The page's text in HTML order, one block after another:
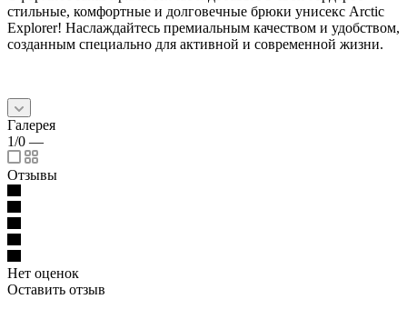
стильные, комфортные и долговечные брюки унисекс Arctic
Explorer! Наслаждайтесь премиальным качеством и удобством,
созданным специально для активной и современной жизни.
Галерея
1/0 —
Отзывы
Нет оценок
Оставить отзыв